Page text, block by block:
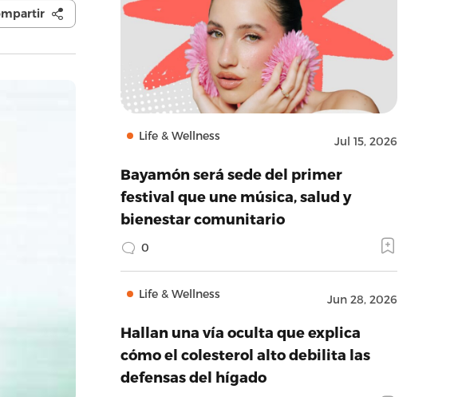
Life & Wellness Jul 15, 2026
Bayamón será sede del primer
festival que une música, salud y
bienestar comunitario
0
Life & Wellness Jun 28, 2026
Hallan una vía oculta que explica
cómo el colesterol alto debilita las
defensas del hígado